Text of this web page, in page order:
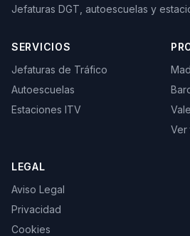
Jefaturas DGT, autoescuelas y
SERVICIOS
Jefaturas de Tráfico
Autoescuelas
Estaciones ITV
LEGAL
Aviso Legal
Privacidad
Cookies